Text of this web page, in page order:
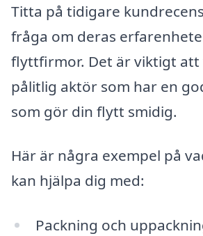
Titta på tidigare
fråga om deras
flyttfirmor. Det är viktigt att
pålitlig aktör som har en
som gör din flytt smidig.
Här är några exempel på
kan hjälpa dig med:
Packning och